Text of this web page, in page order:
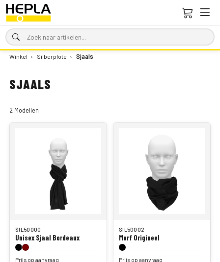
Winkel › Silberpfote › Sjaals
SJAALS
2 Modellen
SIL50000
Unisex Sjaal Bordeaux
Prijs op aanvraag
SIL50002
Morf Origineel
Prijs op aanvraag